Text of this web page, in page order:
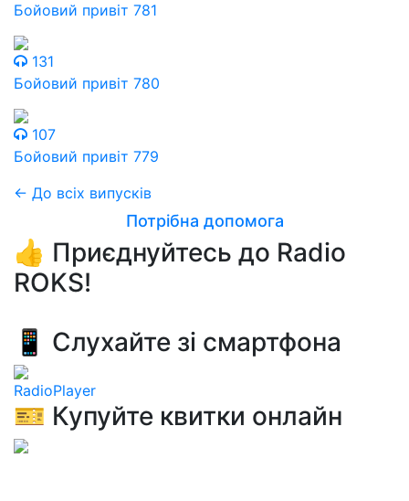
Бойовий привіт 781
131
Бойовий привіт 780
107
Бойовий привіт 779
← До всіх випусків
Потрібна допомога
👍 Приєднуйтесь до Radio
ROKS!
📱 Слухайте зі смартфона
RadioPlayer
🎫 Купуйте квитки онлайн